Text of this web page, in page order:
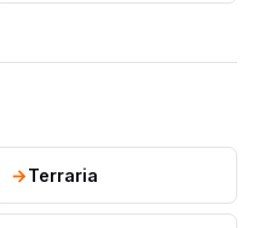
Terraria